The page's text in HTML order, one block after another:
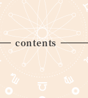
contents